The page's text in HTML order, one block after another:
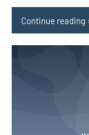
Continue reading